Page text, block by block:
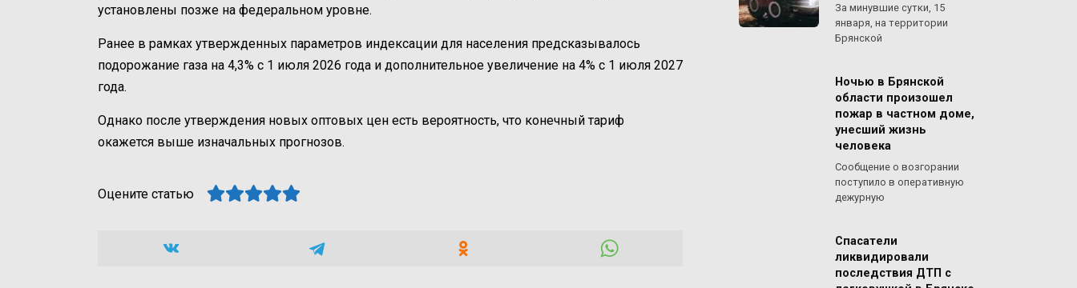
установлены позже на федеральном уровне.
Ранее в рамках утвержденных параметров индексации для населения предсказывалось
подорожание газа на 4,3% с 1 июля 2026 года и дополнительное увеличение на 4% с 1 июля 2027
года.
Однако после утверждения новых оптовых цен есть вероятность, что конечный тариф
окажется выше изначальных прогнозов.
Оцените статью
За минувшие сутки, 15
января, на территории
Брянской
Ночью в Брянской
области произошел
пожар в частном доме,
унесший жизнь
человека
Сообщение о возгорании
поступило в оперативную
дежурную
Спасатели
ликвидировали
последствия ДТП с